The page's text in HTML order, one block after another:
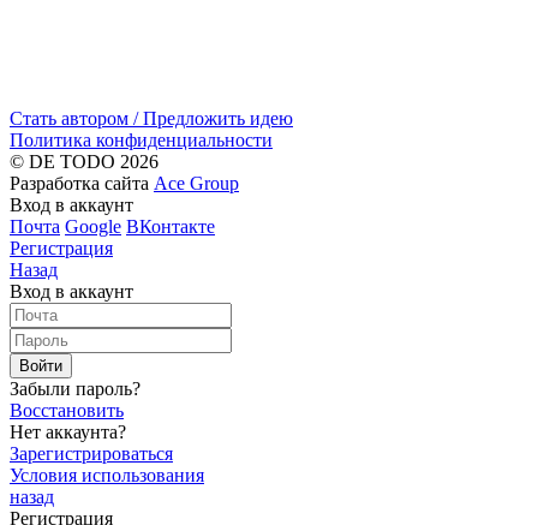
Стать автором / Предложить идею
Политика конфиденциальности
© DE TODO 2026
Разработка сайта Ace Group
Вход в аккаунт
Почта Google ВКонтакте
Регистрация
Назад
Вход в аккаунт
Войти
Забыли пароль?
Восстановить
Нет аккаунта?
Зарегистрироваться
Условия использования
назад
Регистрация